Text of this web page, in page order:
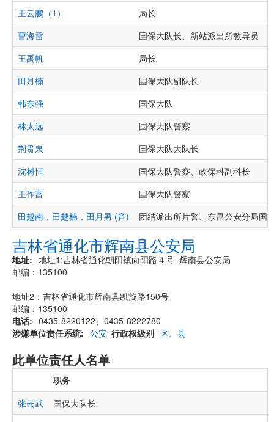
王云鹏（1）
局长
曹海雷
国保大队长、新站派出所教导员
王禹帆
局长
田月楠
国保大队副队长
韩东强
国保大队
林太远
国保大队警察
荆贵泉
国保大队大队长
沈树恒
国保大队警察、政保科副科长
王作富
国保大队警察
田越南，田越楠，田月男 (音)
团结派出所片警、东昌公安分局国
吉林省通化市辉南县公安局
地址
地址1:吉林省通化朝阳镇向阳路４号 辉南县公安局
邮编：135100
地址2：吉林省通化市辉南县凯旋路150号
邮编：135100
电话
0435-8220122、0435-8222780
涉嫌单位责任系统
公安 行政权级别 区、县
此单位责任人名单
职务
张云武
国保大队长